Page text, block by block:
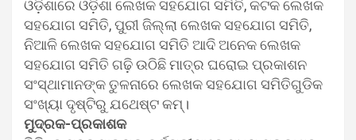
ଓଡ଼ିଶାରେ ଓଡ଼ିଶା ଲେଖକ ସହଯୋଗ ସମିତି, କଟକ ଲେଖକ
ସହଯୋଗ ସମିତି, ପୁରୀ ଜିଲ୍ଲା ଲେଖକ ସହଯୋଗ ସମିତି,
ନିଆଳି ଲେଖକ ସହଯୋଗ ସମିତି ଆଦି ଅନେକ ଲେଖକ
ସହଯୋଗ ସମିତି ଗଢ଼ି ଉଠିଛି ମାତ୍ର ଘରୋଇ ପ୍ରକାଶନ
ସଂସ୍ଥାମାନଙ୍କ ତୁଳନାରେ ଲେଖକ ସହଯୋଗ ସମିତିଗୁଡିକ
ସଂଖ୍ୟା ଦୃଷ୍ଟିରୁ ଯଥେଷ୍ଟ କମ୍।
ମୁଦ୍ରକ-ପ୍ରକାଶକ